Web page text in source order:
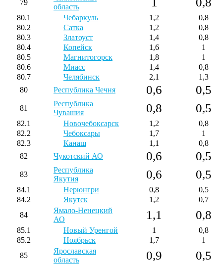
79
область
80.1 Чебаркуль 1,2
0,8
80.2
Сатка 1,2
0,8
80.3
Златоуст 1,4
0,8
80.4
Копейск 1,6
1
80.5
Магнитогорск 1,8
1
80.6
Миасс 1,4
0,8
80.7
Челябинск 2,1
1,3
80
Республика Чечня 0,6 0,5
81
Республика
Чувашия
0,8 0,5
82.1 Новочебоксарск 1,2
0,8
82.2
Чебоксары 1,7
1
82.3
Канаш 1,1
0,8
82
Чукотский АО 0,6 0,5
83
Республика
Якутия
0,6 0,5
84.1 Нерюнгри 0,8
0,5
84.2
Якутск 1,2
0,7
84
Ямало-Ненецкий
АО
1,1 0,8
85.1 Новый Уренгой 1
0,8
85.2
Ноябрьск 1,7
1
85
Ярославская
область
0,9 0,5